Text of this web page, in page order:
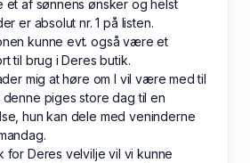
et af sønnens ønsker og helst
er absolut nr. 1 på listen.
kunne evt. også være et
til brug i Deres butik.
mig at høre om I vil være med til
piges store dag til en
hun kan dele med veninderne
for Deres velvilje vil vi kunne